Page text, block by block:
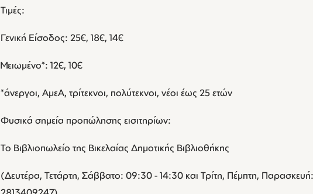
Τιμές:
Γενική Είσοδος: 25€, 18€, 14€
Μειωμένο*: 12€, 10€
*άνεργοι, ΑμεΑ, τρίτεκνοι, πολύτεκνοι, νέοι έως 25 ετών
Φυσικά σημεία προπώλησης εισιτηρίων:
Το Βιβλιοπωλείο της Βικελαίας Δημοτικής Βιβλιοθήκης
(Δευτέρα, Τετάρτη, Σάββατο: 09:30 - 14:30 και Τρίτη, Πέμπτη,